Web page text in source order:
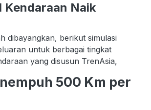
Kendaraan Naik
dibayangkan, berikut simulasi
untuk berbagai tingkat
yang disusun TrenAsia,
500 Km per